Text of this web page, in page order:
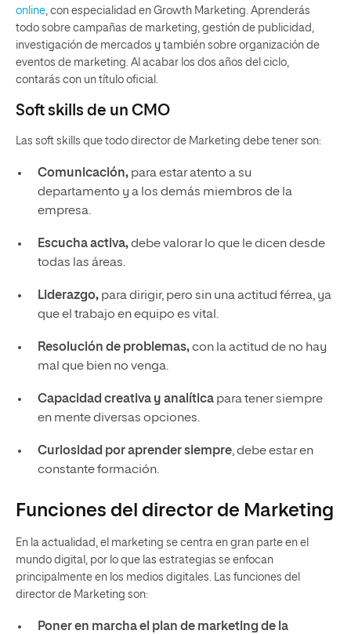
online , con especialidad en Growth Marketing. Aprenderás
todo sobre campañas de marketing, gestión de publicidad,
investigación de mercados y también sobre organización de
eventos de marketing. Al acabar los dos años del ciclo,
contarás con un título oficial.
Soft skills de un CMO
Las soft skills que todo director de Marketing debe tener son:
Comunicación,para estar atento a su
departamento y a los demás miembros de la
empresa.
Escucha activa,debe valorar lo que le dicen desde
todas las áreas.
Liderazgo,para dirigir, pero sin una actitud férrea, ya
que el trabajo en equipo es vital.
Resolución de problemas,con la actitud de no hay
mal que bien no venga.
Capacidad creativa y analíticapara tener siempre
en mente diversas opciones.
Curiosidad por aprender siempre, debe estar en
constante formación.
Funciones del director de Marketing
En la actualidad, el marketing se centra en gran parte en el
mundo digital, por lo que las estrategias se enfocan
principalmente en los medios digitales. Las funciones del
director de Marketing son:
Poner en marcha el plan de marketing de la